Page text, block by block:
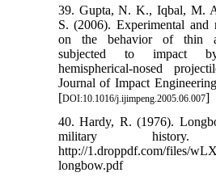
39. Gupta, N. K., Iqbal, M.
S. (2006). Experimental and
on the behavior of thin
subjected to impact
hemispherical-nosed
Journal of Impact
[DOI:10.1016/j.ijimpeng.2005.06.007]
40. Hardy, R. (1976).
military history.
http://1.droppdf.com/files/
longbow.pdf